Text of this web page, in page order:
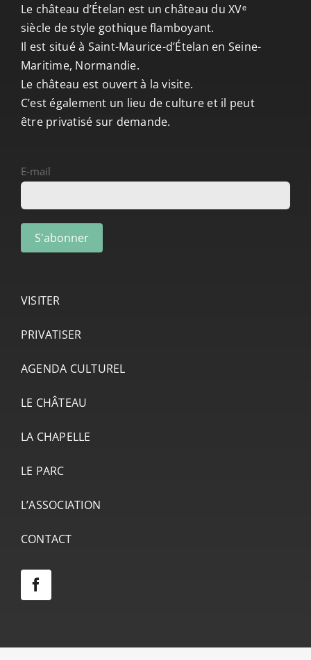
Le château d’Ételan est un château du XVᵉ
siècle de style gothique flamboyant.
Il est situé à Saint-Maurice-d’Ételan en Seine-
Maritime, Normandie.
Le château est ouvert à la visite.
C’est également un lieu de culture et il peut
être privatisé sur demande.
E-mail
VISITER
PRIVATISER
AGENDA CULTUREL
LE CHÂTEAU
LA CHAPELLE
LE PARC
L’ASSOCIATION
CONTACT